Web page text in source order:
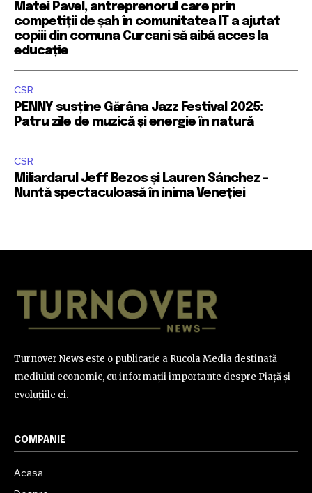
Matei Pavel, antreprenorul care prin
competiții de șah în comunitatea IT a ajutat
copiii din comuna Curcani să aibă acces la
educație
CSR
PENNY susține Gărâna Jazz Festival 2025:
Patru zile de muzică și energie în natură
CSR
Miliardarul Jeff Bezos și Lauren Sánchez –
Nuntă spectaculoasă în inima Veneției
Turnover News este o publicație a Rucola Media destinată
mediului economic, cu informații importante despre Piață și
evoluțiile ei.
COMPANIE
Acasa